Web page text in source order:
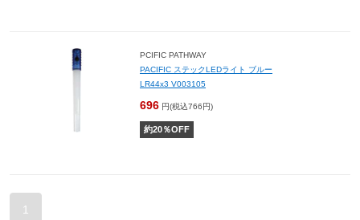
PCIFIC PATHWAY
PACIFIC ステックLEDライト ブルー
LR44x3 V003105
696 円(税込766円)
約20％OFF
1